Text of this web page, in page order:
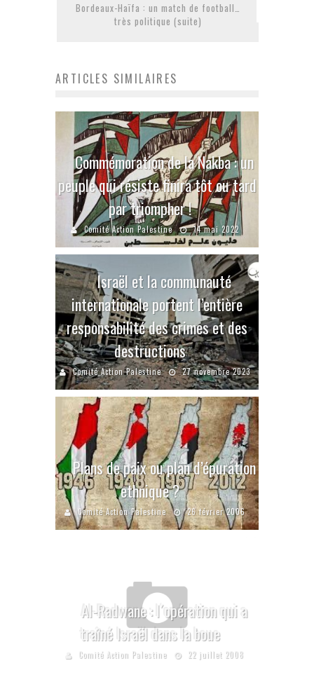
Bordeaux-Haïfa : un match de football…
très politique (suite)
ARTICLES SIMILAIRES
Commémoration de la Nakba : un
peuple qui résiste finira tôt ou tard
par triompher !
Comité Action Palestine 14 mai 2022
Israël et la communauté
internationale portent l’entière
responsabilité des crimes et des
destructions
Comité Action Palestine 27 novembre 2023
Plans de paix ou plan d’épuration
ethnique ?
Comité Action Palestine 26 février 2006
Al-Radwane : l´opération qui a
traîné Israël dans la boue
Comité Action Palestine 22 juillet 2008